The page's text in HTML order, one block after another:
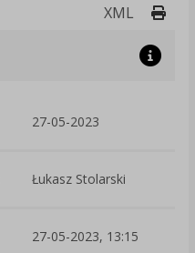
XML
27-05-2023
Łukasz Stolarski
27-05-2023, 13:15